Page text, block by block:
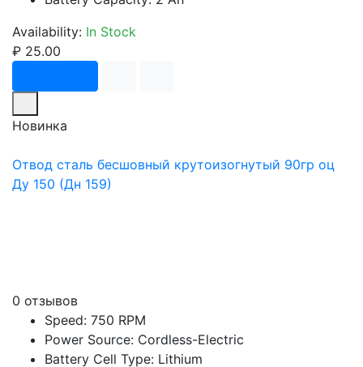
Availability: In Stock
₽ 25.00
Новинка
Отвод сталь бесшовный крутоизогнутый 90гр оц
Ду 150 (Дн 159)
0 отзывов
Speed: 750 RPM
Power Source: Cordless-Electric
Battery Cell Type: Lithium